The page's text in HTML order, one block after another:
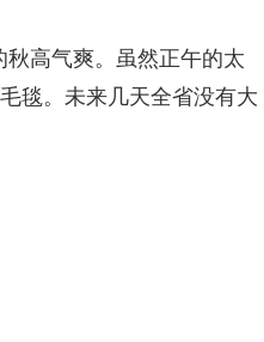
高气爽。虽然正午的太
毯。未来几天全省没有大